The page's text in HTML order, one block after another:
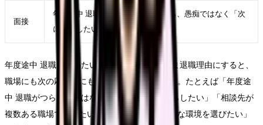
面接
年度途中 退職を面接で説明するなら、愚痴ではなく「次
に重視したい条件」に言い換える
年度途中 退職で辞めたいという言葉をそのまま退職理由にすると、
職場にも次の応募先にも伝わりにくくなります。たとえば「年度途
中 退職がつらい」ではなく、「夜勤回数を減らしたい」「相談先が
複数ある職場で働きたい」「教育の段階が明確な環境を選びたい」